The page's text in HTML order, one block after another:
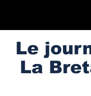
Le
La